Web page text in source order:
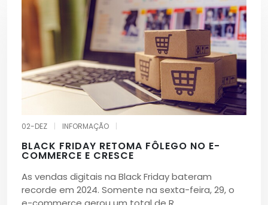
02-DEZ INFORMAÇÃO
BLACK FRIDAY RETOMA FÔLEGO NO E-
COMMERCE E CRESCE
As vendas digitais na Black Friday bateram
recorde em 2024. Somente na sexta-feira, 29, o